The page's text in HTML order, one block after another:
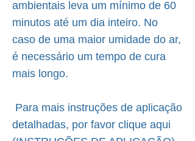
ambientais leva um mínimo de 60
minutos até um dia inteiro. No
caso de uma maior umidade do ar,
é necessário um tempo de cura
mais longo.
Para mais instruções de aplicação
detalhadas, por favor clique aqui